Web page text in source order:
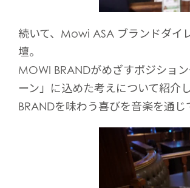
続いて、Mowi ASA ブランドダイ
壇。
MOWI BRANDがめざすポジショ
ーン」に込めた考えについて紹介
BRANDを味わう喜びを音楽を通じ